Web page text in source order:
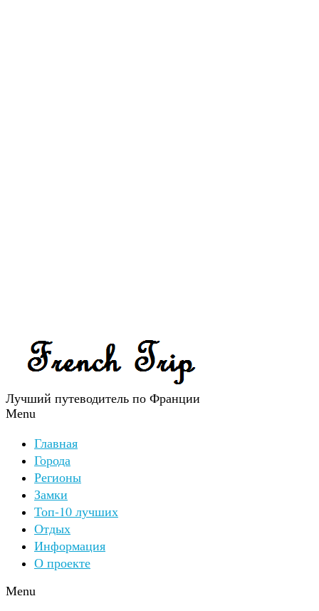
Лучший путеводитель по Франции
Menu
Главная
Города
Регионы
Замки
Топ-10 лучших
Отдых
Информация
О проекте
Menu